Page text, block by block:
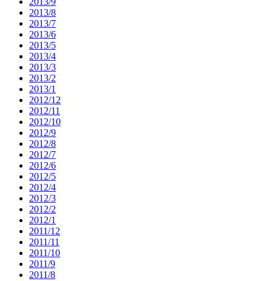
2013/8
2013/7
2013/6
2013/5
2013/4
2013/3
2013/2
2013/1
2012/12
2012/11
2012/10
2012/9
2012/8
2012/7
2012/6
2012/5
2012/4
2012/3
2012/2
2012/1
2011/12
2011/11
2011/10
2011/9
2011/8